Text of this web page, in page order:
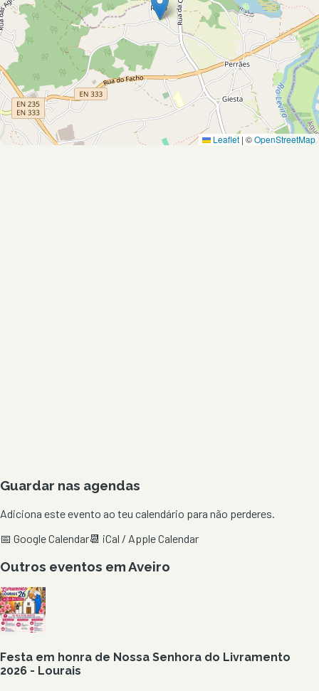
Leaflet | ©OpenStreetMap
Guardar nas agendas
Adiciona este evento ao teu calendário para não perderes.
📅 Google Calendar📆 iCal / Apple Calendar
Outros eventos emAveiro
Festa em honra de Nossa Senhora do Livramento
2026 - Lourais